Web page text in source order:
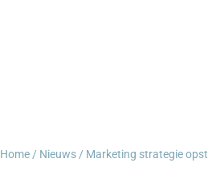
Home / Nieuws /